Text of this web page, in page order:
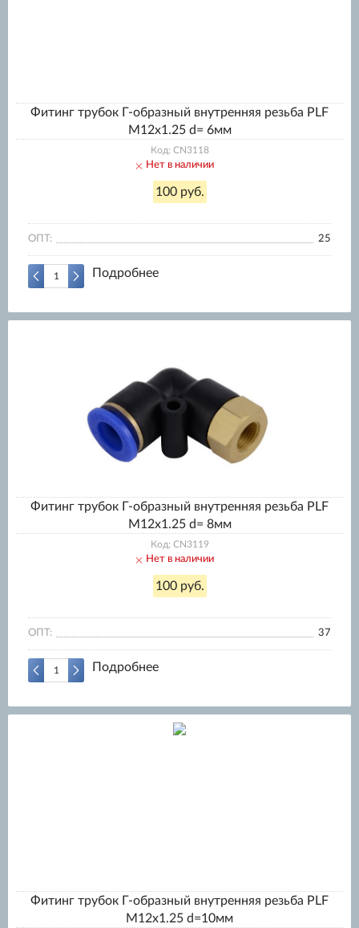
Фитинг трубок Г-образный внутренняя резьба PLF
M12x1.25 d= 6мм
Код: CN3118
Нет в наличии
100 руб.
ОПТ: 25
Подробнее
Фитинг трубок Г-образный внутренняя резьба PLF
M12x1.25 d= 8мм
Код: CN3119
Нет в наличии
100 руб.
ОПТ: 37
Подробнее
Фитинг трубок Г-образный внутренняя резьба PLF
M12x1.25 d=10мм